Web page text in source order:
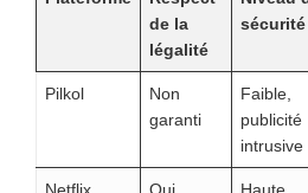
de la
légalité
sécurité
Pilkol
Non
garanti
Faible,
publicité
intrusive
Netflix Oui
Haute,